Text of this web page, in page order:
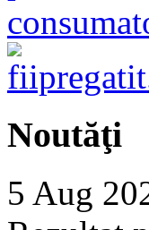
Noutăţi
5 Aug